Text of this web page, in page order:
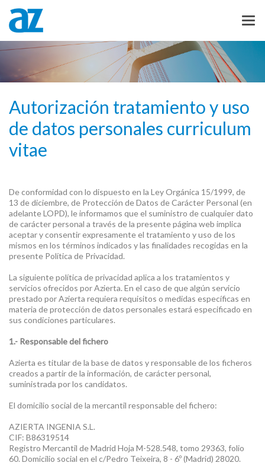
Autorización tratamiento y uso
de datos personales curriculum
vitae
De conformidad con lo dispuesto en la Ley Orgánica 15/1999, de
13 de diciembre, de Protección de Datos de Carácter Personal (en
adelante LOPD), le informamos que el suministro de cualquier dato
de carácter personal a través de la presente página web implica
aceptar y consentir expresamente el tratamiento y uso de los
mismos en los términos indicados y las finalidades recogidas en la
presente Política de Privacidad.
La siguiente política de privacidad aplica a los tratamientos y
servicios ofrecidos por Azierta. En el caso de que algún servicio
prestado por Azierta requiera requisitos o medidas específicas en
materia de protección de datos personales estará especificado en
sus condiciones particulares.
1.- Responsable del fichero
Azierta es titular de la base de datos y responsable de los ficheros
creados a partir de la información, de carácter personal,
suministrada por los candidatos.
El domicilio social de la mercantil responsable del fichero:
AZIERTA INGENIA S.L.
CIF: B86319514
Registro Mercantil de Madrid Hoja M-528.548, tomo 29363, folio
60. Domicilio social en el c/Pedro Teixeira, 8 - 6º (Madrid) 28020.